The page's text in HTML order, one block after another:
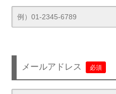
メールアドレス 必須